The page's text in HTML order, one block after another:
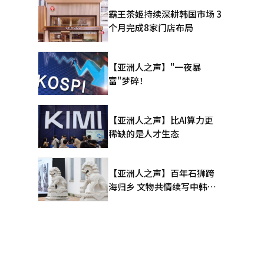
副部长
阶
霸王茶姬持续深耕韩国市场 3
个月完成8家门店布局
【亚洲人之声】"一夜暴
富"梦碎！
【亚洲人之声】比AI算力更
稀缺的是人才生态
【亚洲人之声】百年石狮跨
海归乡 文物共情续写中韩人